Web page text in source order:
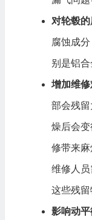
对轮毂的
腐蚀成
别是铝合
增加维修
部会残
燥后会
修带来麻
维修人
这些残留
影响动平